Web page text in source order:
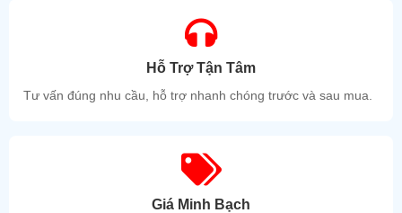
Hỗ Trợ Tận Tâm
Tư vấn đúng nhu cầu, hỗ trợ nhanh chóng trước và sau mua.
Giá Minh Bạch